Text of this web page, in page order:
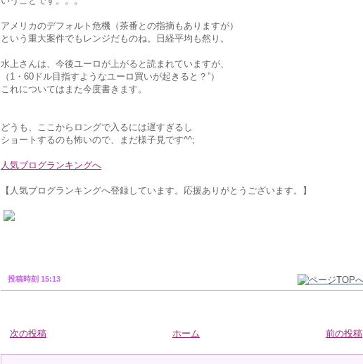
アメリカのデフォルト危機（茶番との指摘もありますが）
という重大案件でもレンジだものね。日経平均も然り。
水上さんは、今後ユーロが上がると読まれていますが、
（1・60ドル目指すようなユーロ買いが起きると？”）
これについてはまた今度書きます。
どうも、ここからロングで入るには遅すぎるし
ショートするのも怖いので、まだ様子見です^^;
人気ブログランキングへ
【人気ブログランキングへ登録しています。応援ありがとうございます。】
投稿時刻 15:13
次の投稿 前の投稿
ホーム